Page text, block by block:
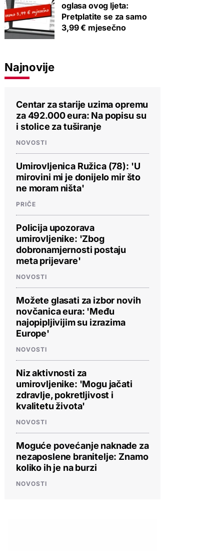
oglasa ovog ljeta:
Pretplatite se za samo
3,99 € mjesečno
Najnovije
Centar za starije uzima opremu
za 492.000 eura: Na popisu su
i stolice za tuširanje
NOVOSTI
Umirovljenica Ružica (78): 'U
mirovini mi je donijelo mir što
ne moram ništa'
PRIČE
Policija upozorava
umirovljenike: 'Zbog
dobronamjernosti postaju
meta prijevare'
NOVOSTI
Možete glasati za izbor novih
novčanica eura: 'Među
najopipljivijim su izrazima
Europe'
NOVOSTI
Niz aktivnosti za
umirovljenike: 'Mogu jačati
zdravlje, pokretljivost i
kvalitetu života'
NOVOSTI
Moguće povećanje naknade za
nezaposlene branitelje: Znamo
koliko ih je na burzi
NOVOSTI